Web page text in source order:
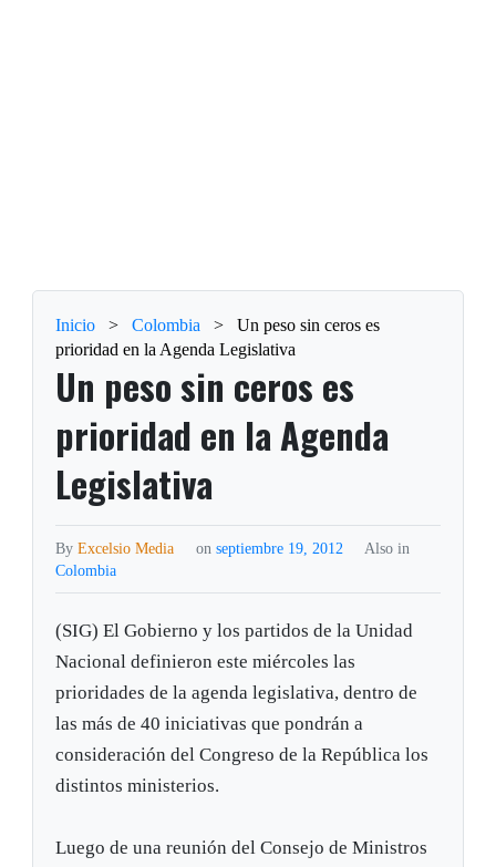
Inicio > Colombia >
Un peso sin ceros es
prioridad en la Agenda Legislativa
Un peso sin ceros es
prioridad en la Agenda
Legislativa
ByExcelsio Media on septiembre 19, 2012
Also in
Colombia
(SIG) El Gobierno y los partidos de la Unidad
Nacional definieron este miércoles las
prioridades de la agenda legislativa, dentro de
las más de 40 iniciativas que pondrán a
consideración del Congreso de la República los
distintos ministerios.
Luego de una reunión del Consejo de Ministros